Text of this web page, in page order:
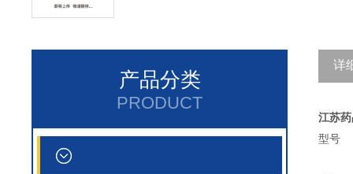
产品分类
PRODUCT
详
江苏
型号